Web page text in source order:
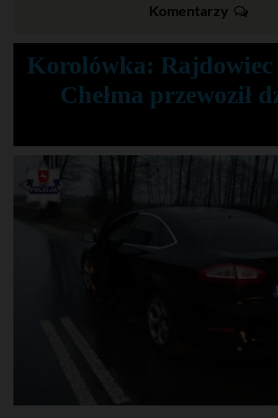
Komentarzy
Korolówka: Rajdowiec
Chełma przewoził